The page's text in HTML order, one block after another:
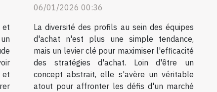
et
et
06/01/2026 00:36
La diversité des profils au sein des équipes
d'achat n'est plus une simple tendance,
mais un levier clé pour maximiser l'efficacité
des stratégies d'achat. Loin d'être un
concept abstrait, elle s'avère un véritable
atout pour affronter les défis d'un marché